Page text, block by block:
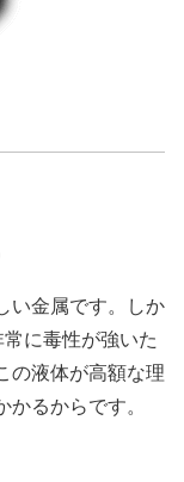
い金属です。しか
に毒性が強いた
の液体が高額な理
るからです。